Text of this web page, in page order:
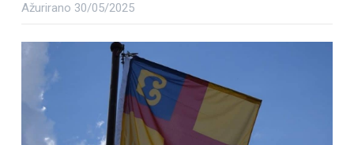
Ažurirano 30/05/2025